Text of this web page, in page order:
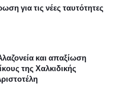
για τις νέες ταυτότητες
και απαξίωση
της Χαλκιδικής